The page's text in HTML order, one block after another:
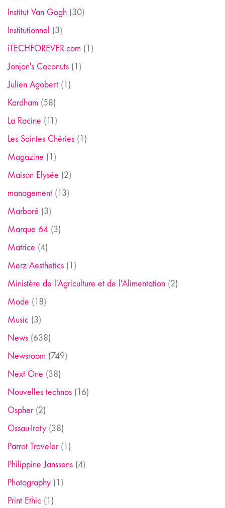
Institut Van Gogh (30)
Institutionnel (3)
iTECHFOREVER.com (1)
Jonjon's Coconuts (1)
Julien Agobert (1)
Kardham (58)
La Racine (11)
Les Saintes Chéries (1)
Magazine (1)
Maison Elysée (2)
management (13)
Marboré (3)
Marque 64 (3)
Matrice (4)
Merz Aesthetics (1)
Ministère de l'Agriculture et de l'Alimentation (2)
Mode (18)
Music (3)
News (638)
Newsroom (749)
Next One (38)
Nouvelles technos (16)
Ospher(2)
Ossau-Iraty (38)
Parrot Traveler(1)
Philippine Janssens (4)
Photography (1)
Print Ethic (1)